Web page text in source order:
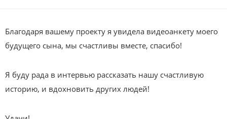
Благодаря вашему проекту я увидела видеоанкету моего
будущего сына, мы счастливы вместе, спасибо!
Я буду рада в интервью рассказать нашу счастливую
историю, и вдохновить других людей!